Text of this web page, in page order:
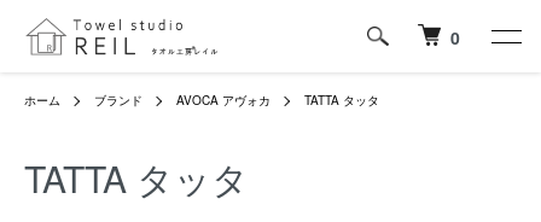
0
ホーム ブランド AVOCA アヴォカ TATTA タッタ
TATTA タッタ